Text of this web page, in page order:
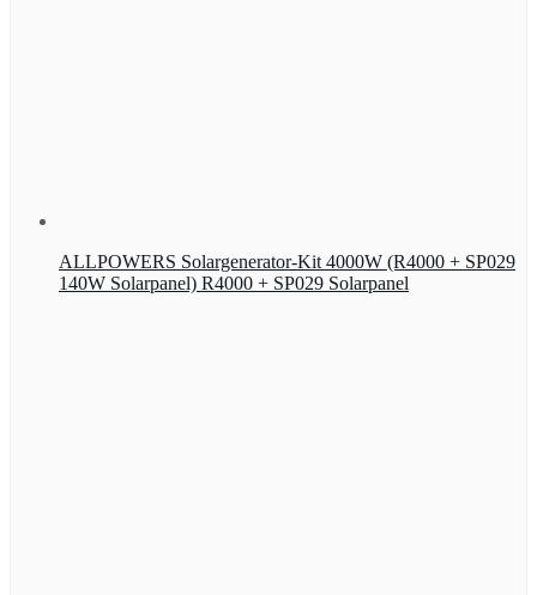
ALLPOWERS Solargenerator-Kit 4000W (R4000 + SP029
140W Solarpanel) R4000 + SP029 Solarpanel